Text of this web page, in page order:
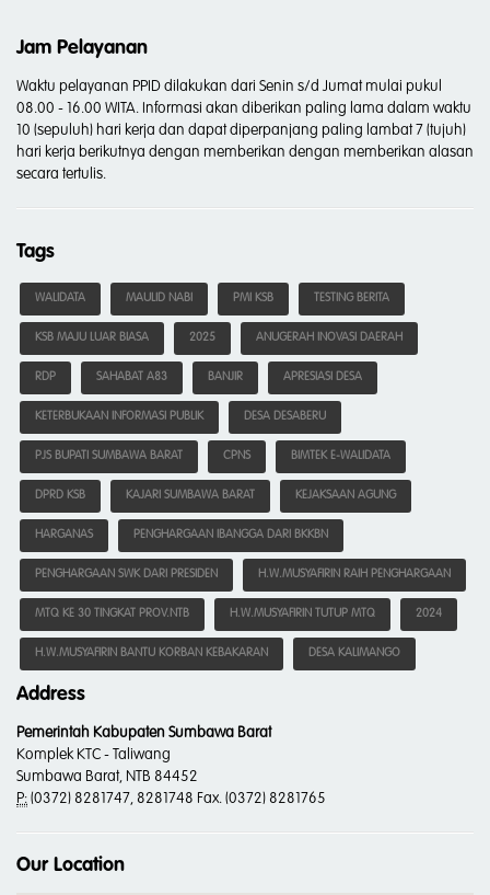
Jam Pelayanan
Waktu pelayanan PPID dilakukan dari Senin s/d Jumat mulai pukul
08.00 - 16.00 WITA. Informasi akan diberikan paling lama dalam waktu
10 (sepuluh) hari kerja dan dapat diperpanjang paling lambat 7 (tujuh)
hari kerja berikutnya dengan memberikan dengan memberikan alasan
secara tertulis.
Tags
WALIDATA MAULID NABI PMI KSB TESTING BERITA
KSB MAJU LUAR BIASA 2025 ANUGERAH INOVASI DAERAH
RDP SAHABAT A83 BANJIR APRESIASI DESA
KETERBUKAAN INFORMASI PUBLIK DESA DESABERU
PJS BUPATI SUMBAWA BARAT CPNS BIMTEK E-WALIDATA
DPRD KSB KAJARI SUMBAWA BARAT KEJAKSAAN AGUNG
HARGANAS PENGHARGAAN IBANGGA DARI BKKBN
PENGHARGAAN SWK DARI PRESIDEN H.W.MUSYAFIRIN RAIH PENGHARGAAN
MTQ KE 30 TINGKAT PROV.NTB H.W.MUSYAFIRIN TUTUP MTQ 2024
H.W.MUSYAFIRIN BANTU KORBAN KEBAKARAN DESA KALIMANGO
Address
Pemerintah Kabupaten Sumbawa Barat
Komplek KTC - Taliwang
Sumbawa Barat, NTB 84452
P: (0372) 8281747, 8281748 Fax. (0372) 8281765
Our Location